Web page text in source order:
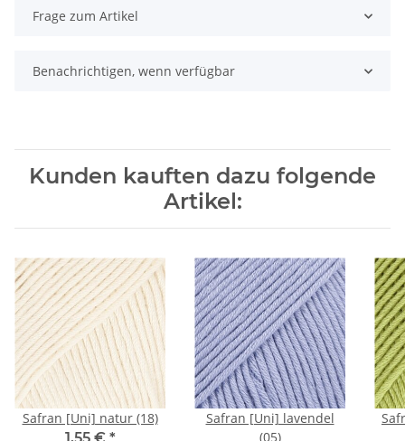
Frage zum Artikel
Benachrichtigen, wenn verfügbar
Kunden kauften dazu folgende
Artikel:
Safran [Uni] natur (18)
Safran [Uni] lavendel
(05)